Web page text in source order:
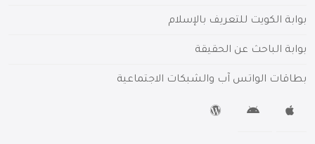
بوابة الكويت للتعريف بالإسلام
بوابة الباحث عن الحقيقة
بطاقات الواتس آب والشبكات الاجتماعية